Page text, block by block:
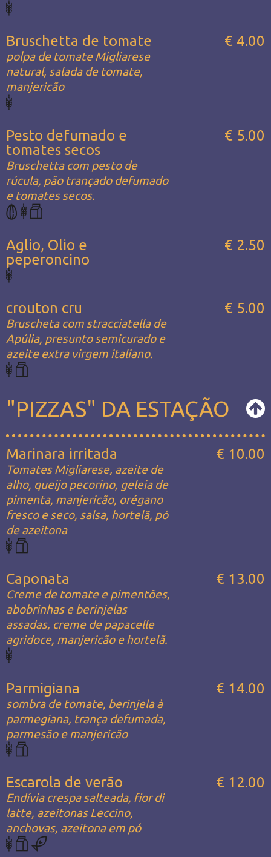
Bruschetta de tomate
polpa de tomate Migliarese
natural, salada de tomate,
manjericão
€ 4.00
Pesto defumado e
tomates secos
Bruschetta com pesto de
rúcula, pão trançado defumado
e tomates secos.
€ 5.00
Aglio, Olio e
peperoncino
€ 2.50
crouton cru
Bruscheta com stracciatella de
Apúlia, presunto semicurado e
azeite extra virgem italiano.
€ 5.00
"PIZZAS" DA ESTAÇÃO
Marinara irritada
Tomates Migliarese, azeite de
alho, queijo pecorino, geleia de
pimenta, manjericão, orégano
fresco e seco, salsa, hortelã, pó
de azeitona
€ 10.00
Caponata
Creme de tomate e pimentões,
abobrinhas e berinjelas
assadas, creme de papacelle
agridoce, manjericão e hortelã.
€ 13.00
Parmigiana
sombra de tomate, berinjela à
parmegiana, trança defumada,
parmesão e manjericão
€ 14.00
Escarola de verão
Endívia crespa salteada, fior di
latte, azeitonas Leccino,
anchovas, azeitona em pó
€ 12.00